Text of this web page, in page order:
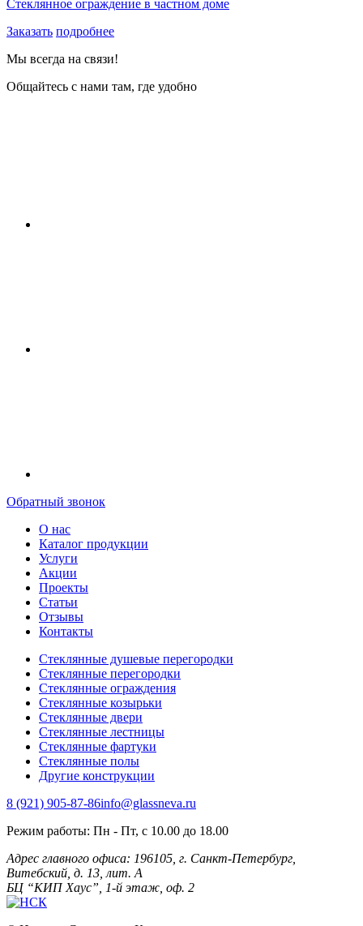
Стеклянное ограждение в частном доме
Заказать подробнее
Мы всегда на связи!
Общайтесь с нами там, где удобно
Обратный звонок
О нас
Каталог продукции
Услуги
Акции
Проекты
Статьи
Отзывы
Контакты
Стеклянные душевые перегородки
Стеклянные перегородки
Стеклянные ограждения
Стеклянные козырьки
Стеклянные двери
Стеклянные лестницы
Стеклянные фартуки
Стеклянные полы
Другие конструкции
8 (921) 905-87-86info@glassneva.ru
Режим работы: Пн - Пт, с 10.00 до 18.00
Адрес главного офиса: 196105, г. Санкт-Петербург,
Витебский, д. 13, лит. А
БЦ “КИП Хаус”, 1-й этаж, оф. 2